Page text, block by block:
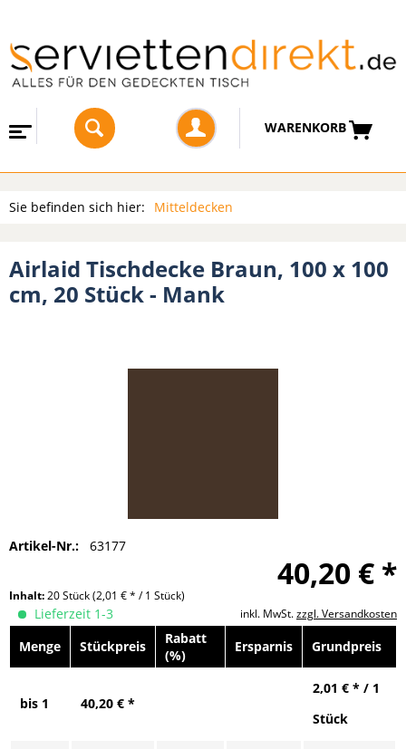
WARENKORB
Sie befinden sich hier: Mitteldecken
Airlaid Tischdecke Braun, 100 x 100
cm, 20 Stück - Mank
Artikel-Nr.: 63177
40,20 € *
Inhalt:20 Stück(2,01 € * / 1 Stück)
inkl. MwSt.zzgl. Versandkosten
Lieferzeit 1-3
Menge
Stückpreis
Rabatt
(%)
Ersparnis Grundpreis
bis 1 40,20 € *
2,01 € * / 1
Stück